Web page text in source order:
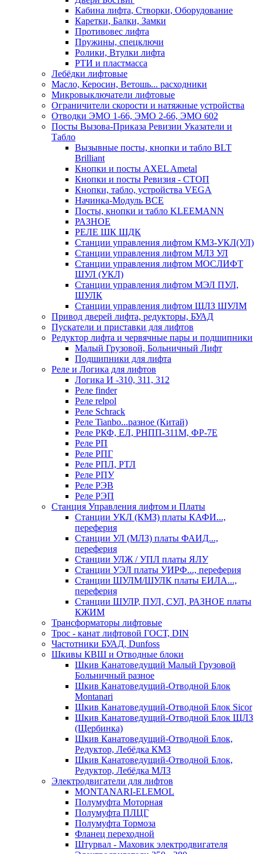
Кабина лифта, Створки, Оборудование
Каретки, Балки, Замки
Противовес лифта
Пружины, спецключи
Ролики, Втулки лифта
РТИ и пластмасса
Лебёдки лифтовые
Масло, Керосин, Ветошь... расходники
Микровыключатели лифтовые
Ограничители скорости и натяжные устройства
Отводки ЭМО 1-66, ЭМО 2-66, ЭМО 602
Посты Вызова-Приказа Ревизии Указатели и
Табло
Вызывные посты, кнопки и табло BLT
Brilliant
Кнопки и посты AXEL Ametal
Кнопки и посты Ревизия - СТОП
Кнопки, табло, устройства VEGA
Начинка-Модуль ВСЕ
Посты, кнопки и табло KLEEMANN
РАЗНОЕ
РЕЛЕ ШК ШДК
Станции управления лифтом КМЗ-УКЛ(УЛ)
Станции управления лифтом МЛЗ УЛ
Станции управления лифтом МОСЛИФТ
ШУЛ (УКЛ)
Станции управления лифтом МЭЛ ПУЛ,
ШУЛК
Станции управления лифтом ЩЛЗ ШУЛМ
Привод дверей лифта, редукторы, БУАД
Пускатели и приставки для лифтов
Редуктор лифта и червячные пары и подшипники
Малый Грузовой, Больничный Лифт
Подшипники для лифта
Реле и Логика для лифтов
Логика И -310, 311, 312
Реле findеr
Реле relpol
Реле Schrack
Реле Tianbo...разное (Китай)
Реле РКФ, ЕЛ, РНПП-311М, ФР-7Е
Реле РП
Реле РПГ
Реле РПЛ, РТЛ
Реле РПУ
Реле РЭВ
Реле РЭП
Станция Управления лифтом и Платы
Станции УКЛ (КМЗ) платы КАФИ...,
переферия
Станции УЛ (МЛЗ) платы ФАИД...,
переферия
Станции УЛЖ / УПЛ платы ЯЛУ
Станции УЭЛ платы УИРФ..., переферия
Станции ШУЛМ/ШУЛК платы ЕИЛА...,
переферия
Станции ШУЛР, ПУЛ, СУЛ, РАЗНОЕ платы
КЖИМ
Трансформаторы лифтовые
Трос - канат лифтовой ГОСТ, DIN
Частотники БУАД, Dunfoss
Шкивы КВШ и Отводные блоки
Шкив Канатоведущий Малый Грузовой
Больничный разное
Шкив Канатоведущий-Отводной Блок
Montanari
Шкив Канатоведущий-Отводной Блок Sicor
Шкив Канатоведущий-Отводной Блок ЩЛЗ
(Щербинка)
Шкив Канатоведущий-Отводной Блок,
Редуктор, Лебёдка КМЗ
Шкив Канатоведущий-Отводной Блок,
Редуктор, Лебёдка МЛЗ
Электродвигатели для лифтов
MONTANARI-ELEMOL
Полумуфта Моторная
Полумуфта ПЛЦГ
Полумуфта Тормоза
Фланец переходной
Штурвал - Маховик электродвигателя